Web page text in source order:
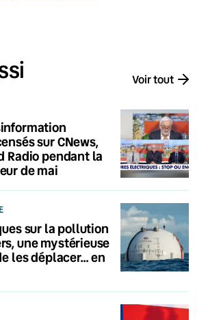
Voir tout
sur CNews,
Radio pendant la
de mai
sur la pollution
une mystérieuse
les déplacer… en